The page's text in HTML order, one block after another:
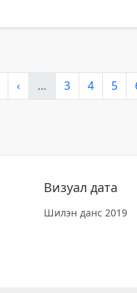
‹ … 3 4 5
Визуал дата
Шилэн данс 2019